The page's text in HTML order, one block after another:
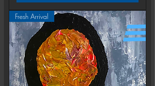
Fresh Arrival